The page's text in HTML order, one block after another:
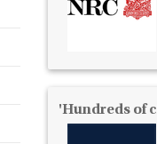
'Hundreds of